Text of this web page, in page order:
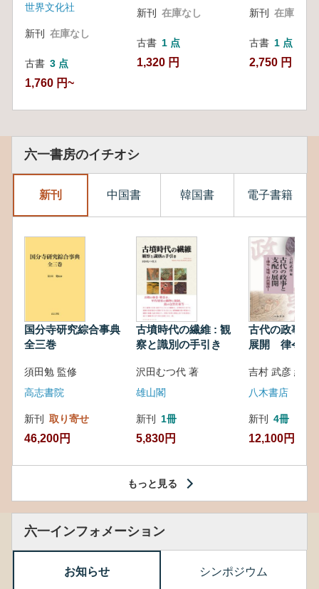
世界文化社
新刊 在庫なし
古書 3 点
1,760 円~
新刊 在庫なし
古書 1 点
1,320 円
新刊 在庫なし
古書 1 点
2,750 円
六一書房のイチオシ
新刊 中国書 韓国書 電子書籍
国分寺研究綜合事典
全三巻
須田勉 監修
高志書院
新刊 取り寄せ
46,200円
古墳時代の繊維 : 観
察と識別の手引き
沢田むつ代 著
雄山閣
新刊 1冊
5,830円
古代の政事と
展開 律令・
吉村 武彦 編集
八木書店
新刊 4冊
12,100円
もっと見る
六一インフォメーション
お知らせ シンポジウム